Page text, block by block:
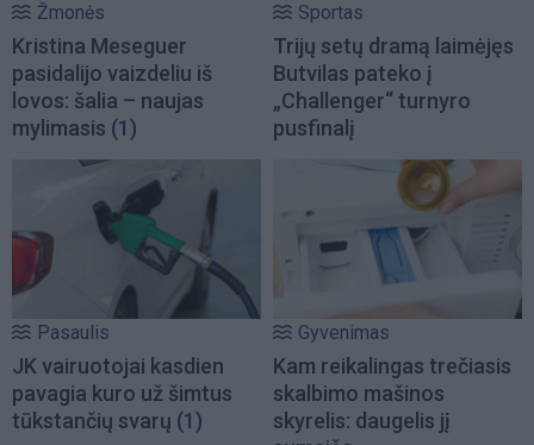
Žmonės
Kristina Meseguer
pasidalijo vaizdeliu iš
lovos: šalia – naujas
mylimasis (1)
Sportas
Trijų setų dramą laimėjęs
Butvilas pateko į
„Challenger“ turnyro
pusfinalį
Pasaulis
JK vairuotojai kasdien
pavagia kuro už šimtus
tūkstančių svarų (1)
Gyvenimas
Kam reikalingas trečiasis
skalbimo mašinos
skyrelis: daugelis jį